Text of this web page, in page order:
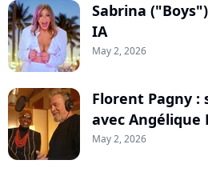
Sabrina
IA
May 2, 2026
Florent Pagny :
avec Angélique
May 2, 2026